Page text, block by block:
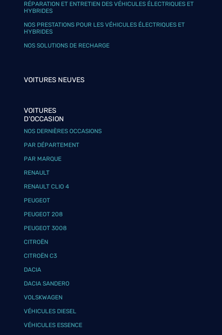
RÉPARATION ET ENTRETIEN DES VÉHICULES ÉLECTRIQUES ET
HYBRIDES
NOS PRESTATIONS POUR LES VÉHICULES ÉLECTRIQUES ET
HYBRIDES
NOS SOLUTIONS DE RECHARGE
VOITURES NEUVES
VOITURES
D'OCCASION
NOS DERNIÈRES OCCASIONS
PAR DÉPARTEMENT
PAR MARQUE
RENAULT
RENAULT CLIO 4
PEUGEOT
PEUGEOT 208
PEUGEOT 3008
CITROËN
CITROËN C3
DACIA
DACIA SANDERO
VOLSKWAGEN
VÉHICULES DIESEL
VÉHICULES ESSENCE